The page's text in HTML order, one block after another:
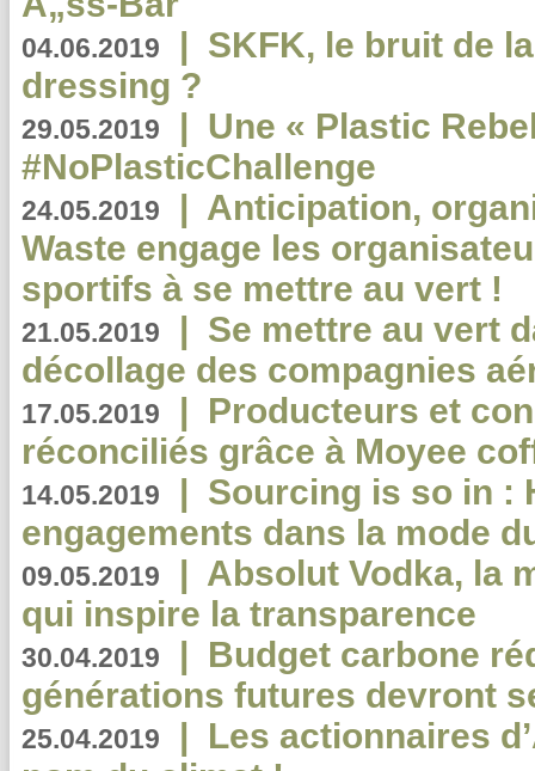
04.06.2019 | SKFK, le bruit de
dressing ?
29.05.2019 | Une « Plastic
#NoPlasticChallenge
24.05.2019 | Anticipation,
Waste engage les
sportifs à se mettre au vert !
21.05.2019 | Se mettre au vert
décollage des compagnies
17.05.2019 | Producteurs et
réconciliés grâce à Moyee
14.05.2019 | Sourcing is so in :
engagements dans la mode
09.05.2019 | Absolut Vodka, la
qui inspire la transparence
30.04.2019 | Budget carbone
générations futures devront
25.04.2019 | Les actionnaires